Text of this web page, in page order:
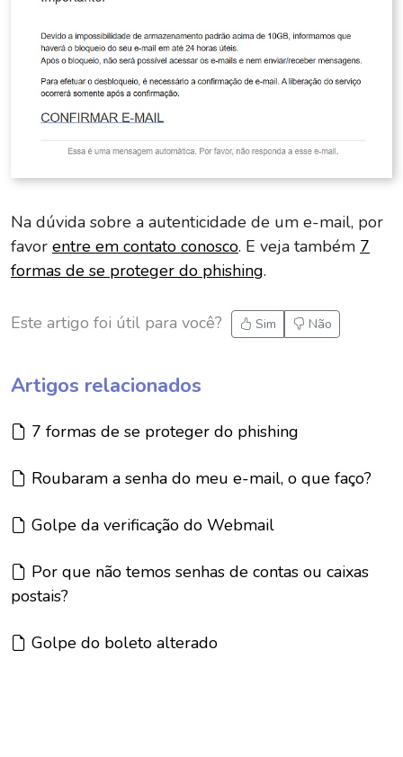
Na dúvida sobre a autenticidade de um e-mail, por
favor entre em contato conosco. E veja também 7
formas de se proteger do phishing.
Este artigo foi útil para você? Sim Não
Artigos relacionados
Artigo:
7 formas de se proteger do phishing
Artigo:
Roubaram a senha do meu e-mail, o que faço?
Artigo:
Golpe da verificação do Webmail
Artigo:
Por que não temos senhas de contas ou caixas
postais?
Artigo:
Golpe do boleto alterado